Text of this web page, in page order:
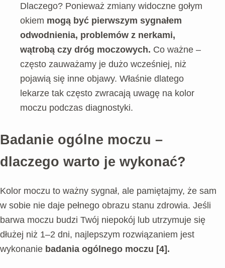
Dlaczego? Ponieważ zmiany widoczne gołym
okiem mogą być pierwszym sygnałem
odwodnienia, problemów z nerkami,
wątrobą czy dróg moczowych. Co ważne –
często zauważamy je dużo wcześniej, niż
pojawią się inne objawy. Właśnie dlatego
lekarze tak często zwracają uwagę na kolor
moczu podczas diagnostyki.
Badanie ogólne moczu –
dlaczego warto je wykonać?
Kolor moczu to ważny sygnał, ale pamiętajmy, że sam
w sobie nie daje pełnego obrazu stanu zdrowia. Jeśli
barwa moczu budzi Twój niepokój lub utrzymuje się
dłużej niż 1–2 dni, najlepszym rozwiązaniem jest
wykonanie badania ogólnego moczu [4].